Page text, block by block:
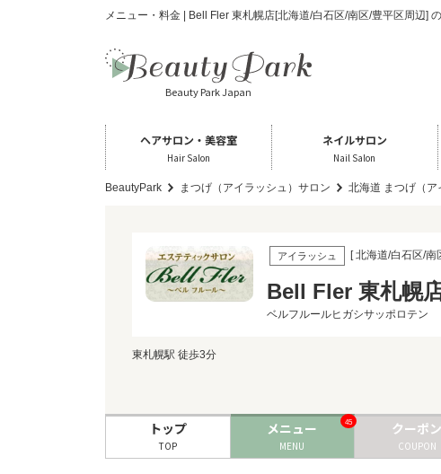
メニュー・料金 | Bell Fler 東札幌店[北海道/白石区/南区/豊平区周辺]
Beauty Park Japan
ヘアサロン・美容室
Hair Salon
ネイルサロン
Nail Salon
BeautyPark まつげ（アイラッシュ）サロン 北海道 まつげ（ア
アイラッシュ [ 北海道/白石区/南
Bell Fler 東札幌
ベルフルールヒガシサッポロテン
東札幌駅 徒歩3分
トップ
TOP
メニュー
MENU
45 クーポン
COUPON